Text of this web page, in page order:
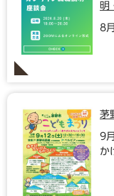
明
8
茅
9
か